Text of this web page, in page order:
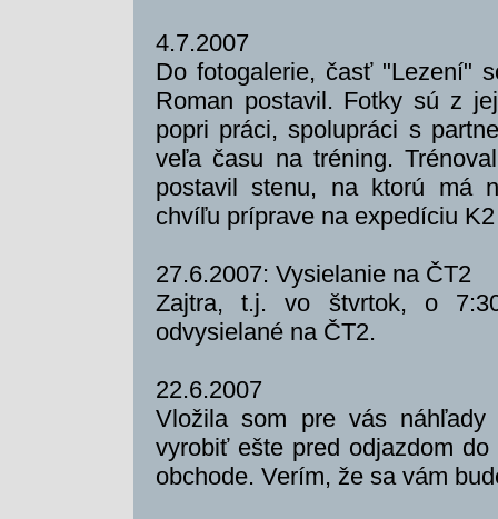
4.7.2007
Do fotogalerie, časť "Lezení"
Roman postavil. Fotky sú z
popri práci, spolupráci s
veľa času na tréning.
postavil stenu, na ktorú má
chvíľu príprave na expedíciu
27.6.2007: Vysielanie na ČT2
Zajtra, t.j. vo štvrtok, o
odvysielané na ČT2.
22.6.2007
Vložila som pre vás
vyrobiť ešte pred odjazdom
obchode. Verím, že sa vám